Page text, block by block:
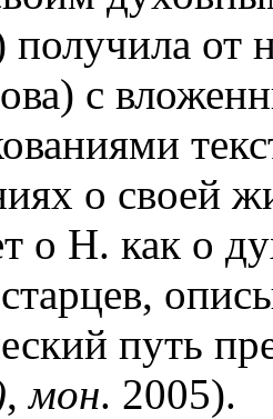
получила от
с
о своей
о Н. как о
путь
,мон. 2005).